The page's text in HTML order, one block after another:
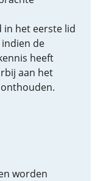
in het eerste lid
de
heeft
aan het
worden